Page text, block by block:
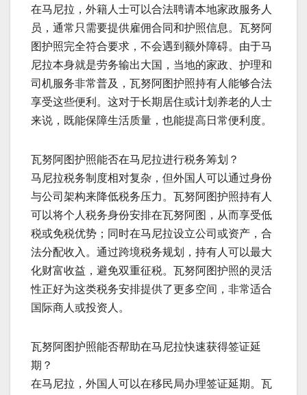
在马尼拉，外籍人士可以合法聘请本地家政服务人
员，通常只需要提供雇佣合同和护照信息。瓦努阿
图护照完全符合要求，不会遇到额外障碍。由于马
尼拉本身就是劳务输出大国，当地的家政、护理和
司机服务非常普及，瓦努阿图护照持有人能够合法
享受这些便利。这对于长期居住或计划养老的人士
来说，既能保障生活质量，也能提高日常便利度。
瓦努阿图护照能否在马尼拉进行税务筹划？
马尼拉税务制度相对复杂，但外国人可以通过身份
与公司架构来降低税务压力。瓦努阿图护照持有人
可以将个人税务身份安排在瓦努阿图，从而享受低
税或免税优势；同时在马尼拉设立公司或资产，合
法分配收入。通过跨境税务规划，持有人可以最大
化财富收益，避免双重征税。瓦努阿图护照的灵活
性正好为这类税务安排提供了更多空间，非常适合
国际商人或投资人。
瓦努阿图护照能否帮助在马尼拉快速获得签证延
期？
在马尼拉，外国人可以在移民局办理签证延期。瓦